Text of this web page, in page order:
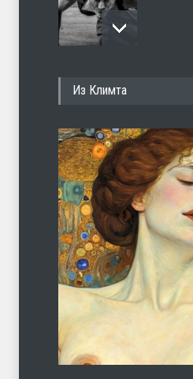
Ob la di
ЛЕТО
Отсюда
ЛЕТО
Из Климта